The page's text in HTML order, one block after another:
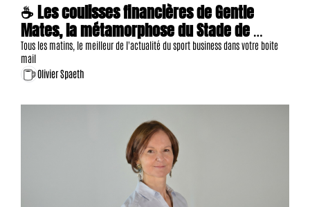
☕ Les coulisses financières de Gentle
Mates, la métamorphose du Stade de
France, 19 offres d'emploi, etc.
Tous les matins, le meilleur de l'actualité du sport business dans votre boite
mail
Olivier Spaeth